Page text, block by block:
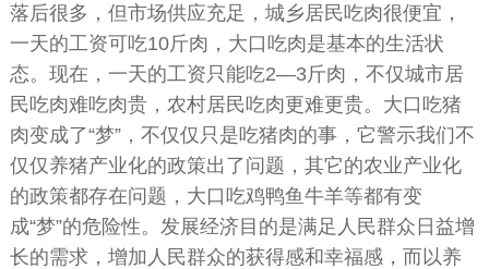
落后很多，但市场供应充足，城乡居民吃肉很便宜，
一天的工资可吃10斤肉，大口吃肉是基本的生活状
态。现在，一天的工资只能吃2—3斤肉，不仅城市居
民吃肉难吃肉贵，农村居民吃肉更难更贵。大口吃猪
肉变成了“梦”，不仅仅只是吃猪肉的事，它警示我们不
仅仅养猪产业化的政策出了问题，其它的农业产业化
的政策都存在问题，大口吃鸡鸭鱼牛羊等都有变
成“梦”的危险性。发展经济目的是满足人民群众日益增
长的需求，增加人民群众的获得感和幸福感，而以养